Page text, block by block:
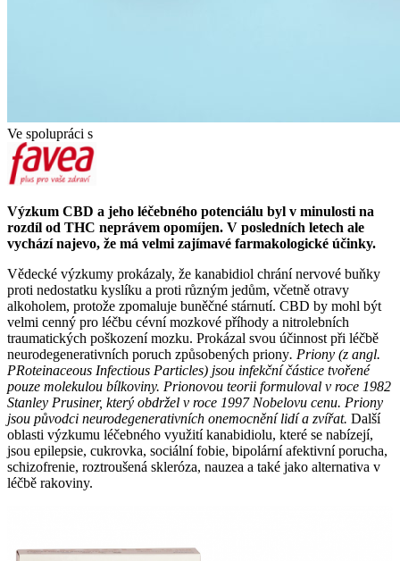
Ve spolupráci s
Výzkum CBD a jeho léčebného potenciálu byl v minulosti na
rozdíl od THC neprávem opomíjen. V posledních letech ale
vychází najevo, že má velmi zajímavé farmakologické účinky.
Vědecké výzkumy prokázaly, že kanabidiol chrání nervové buňky
proti nedostatku kyslíku a proti různým jedům, včetně otravy
alkoholem, protože zpomaluje buněčné stárnutí. CBD by mohl být
velmi cenný pro léčbu cévní mozkové příhody a nitrolebních
traumatických poškození mozku. Prokázal svou účinnost při léčbě
neurodegenerativních poruch způsobených priony. Priony (z angl.
PRoteinaceous Infectious Particles) jsou infekční částice tvořené
pouze molekulou bílkoviny. Prionovou teorii formuloval v roce 1982
Stanley Prusiner, který obdržel v roce 1997 Nobelovu cenu. Priony
jsou původci neurodegenerativních onemocnění lidí a zvířat. Další
oblasti výzkumu léčebného využití kanabidiolu, které se nabízejí,
jsou epilepsie, cukrovka, sociální fobie, bipolární afektivní porucha,
schizofrenie, roztroušená skleróza, nauzea a také jako alternativa v
léčbě rakoviny.